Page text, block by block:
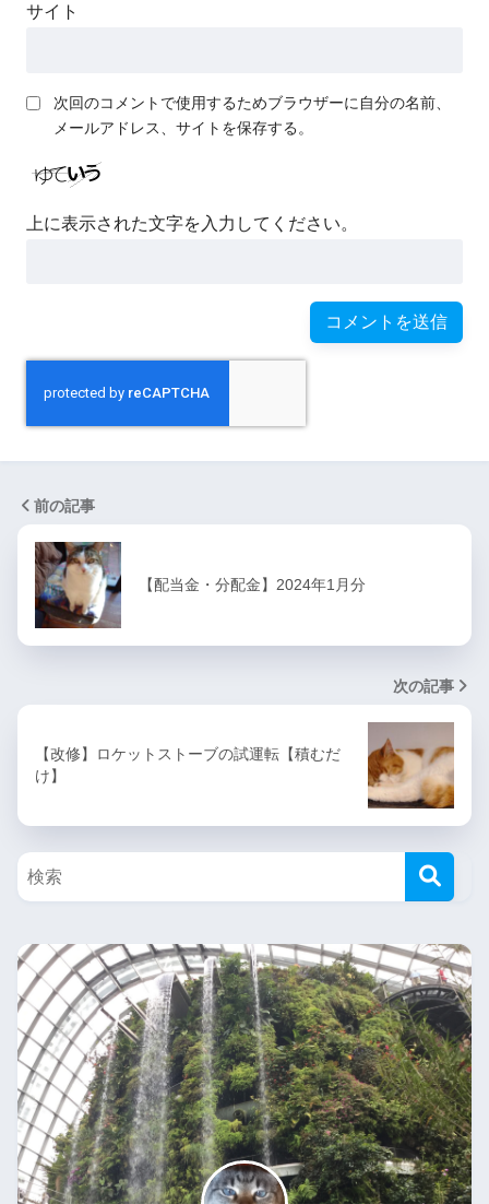
サイト
次回のコメントで使用するためブラウザーに自分の名前、
メールアドレス、サイトを保存する。
上に表示された文字を入力してください。
前の記事
【配当金・分配金】2024年1月分
次の記事
【改修】ロケットストーブの試運転【積むだ
け】